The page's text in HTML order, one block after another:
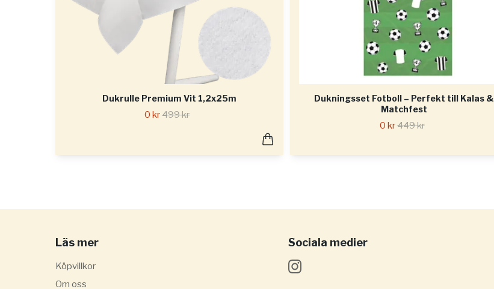
Dukrulle Premium Vit 1,2x25m
0 kr499 kr
Dukningsset Fotboll – Perfekt till Kalas &
Matchfest
0 kr449 kr
Läs mer
Köpvillkor
Om oss
Sociala medier